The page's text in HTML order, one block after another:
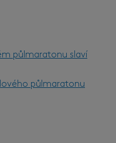
půlmaratonu slaví
půlmaratonu